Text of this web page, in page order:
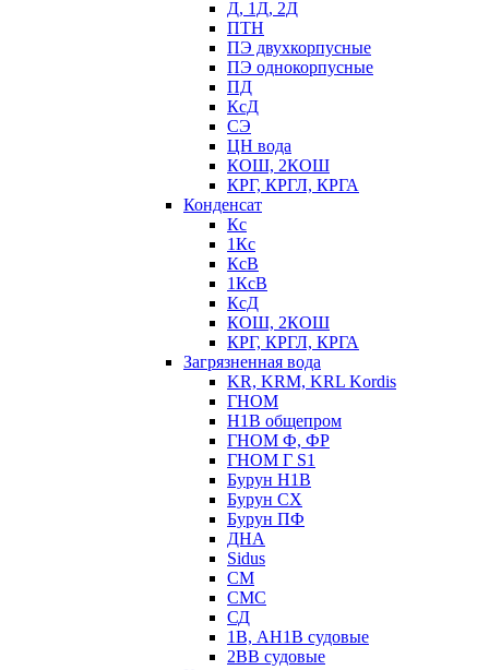
Д, 1Д, 2Д
ПТН
ПЭ двухкорпусные
ПЭ однокорпусные
ПД
КсД
СЭ
ЦН вода
КОШ, 2КОШ
КРГ, КРГЛ, КРГА
Конденсат
Кс
1Кс
КсВ
1КсВ
КсД
КОШ, 2КОШ
КРГ, КРГЛ, КРГА
Загрязненная вода
KR, KRM, KRL Kordis
ГНОМ
Н1В общепром
ГНОМ Ф, ФР
ГНОМ Г S1
Бурун Н1В
Бурун СХ
Бурун ПФ
ДНА
Sidus
СМ
СМС
СД
1В, АН1В судовые
2ВВ судовые